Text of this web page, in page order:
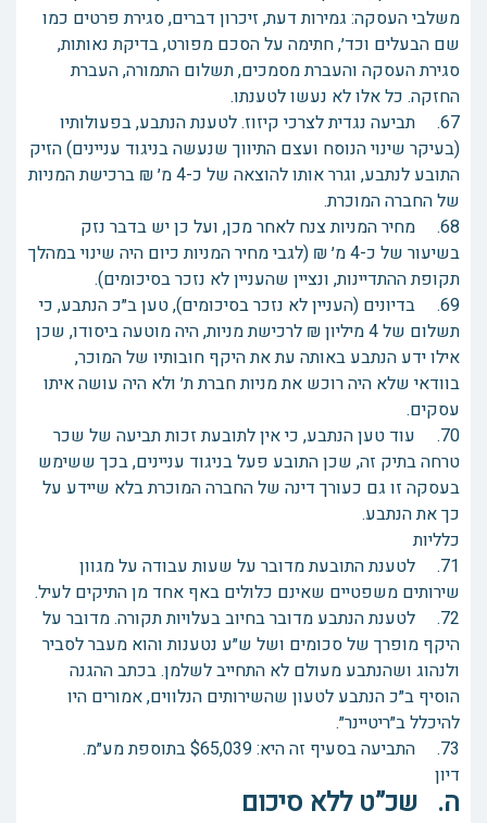
משלבי העסקה: גמירות דעת, זיכרון דברים, סגירת פרטים כמו
שם הבעלים וכד׳, חתימה על הסכם מפורט, בדיקת נאותות,
סגירת העסקה והעברת מסמכים, תשלום התמורה, העברת
החזקה. כל אלו לא נעשו לטענתו.
67. תביעה נגדית לצרכי קיזוז. לטענת הנתבע, בפעולותיו
(בעיקר שינוי הנוסח ועצם התיווך שנעשה בניגוד עניינים) הזיק
התובע לנתבע, וגרר אותו להוצאה של כ-4 מ׳ ₪ ברכישת המניות
של החברה המוכרת.
68. מחיר המניות צנח לאחר מכן, ועל כן יש בדבר נזק
בשיעור של כ-4 מ׳ ₪ (לגבי מחיר המניות כיום היה שינוי במהלך
תקופת ההתדיינות, ונציין שהעניין לא נזכר בסיכומים).
69. בדיונים (העניין לא נזכר בסיכומים), טען ב״כ הנתבע, כי
תשלום של 4 מיליון ₪ לרכישת מניות, היה מוטעה ביסודו, שכן
אילו ידע הנתבע באותה עת את היקף חובותיו של המוכר,
בוודאי שלא היה רוכש את מניות חברת ת׳ ולא היה עושה איתו
עסקים.
70. עוד טען הנתבע, כי אין לתובעת זכות תביעה של שכר
טרחה בתיק זה, שכן התובע פעל בניגוד עניינים, בכך ששימש
בעסקה זו גם כעורך דינה של החברה המוכרת בלא שיידע על
כך את הנתבע.
כלליות
71. לטענת התובעת מדובר על שעות עבודה על מגוון
שירותים משפטיים שאינם כלולים באף אחד מן התיקים לעיל.
72. לטענת הנתבע מדובר בחיוב בעלויות תקורה. מדובר על
היקף מופרך של סכומים ושל ש״ע נטענות והוא מעבר לסביר
ולנהוג ושהנתבע מעולם לא התחייב לשלמן. בכתב ההגנה
הוסיף ב״כ הנתבע לטעון שהשירותים הנלווים, אמורים היו
להיכלל ב״ריטיינר״.
73. התביעה בסעיף זה היא: $65,039 בתוספת מע״מ.
דיון
ה. שכ”ט ללא סיכום